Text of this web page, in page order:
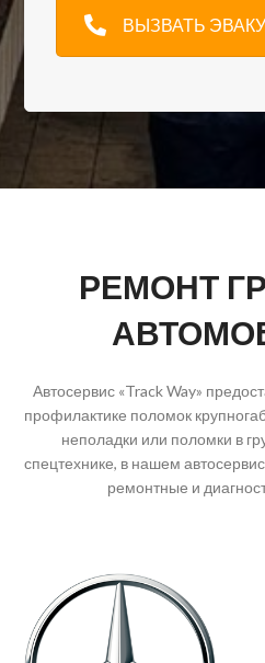
ВЫЗВАТЬ
РЕМОНТ
Автосервис «Track Way»
профилактике поломок
неполадки или поломки в
спецтехнике, в нашем
ремонтные и